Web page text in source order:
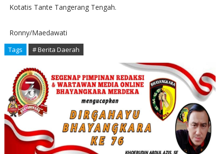
Kotatis Tante Tangerang Tengah.
Ronny/Maedawati
Tags # Berita Daerah